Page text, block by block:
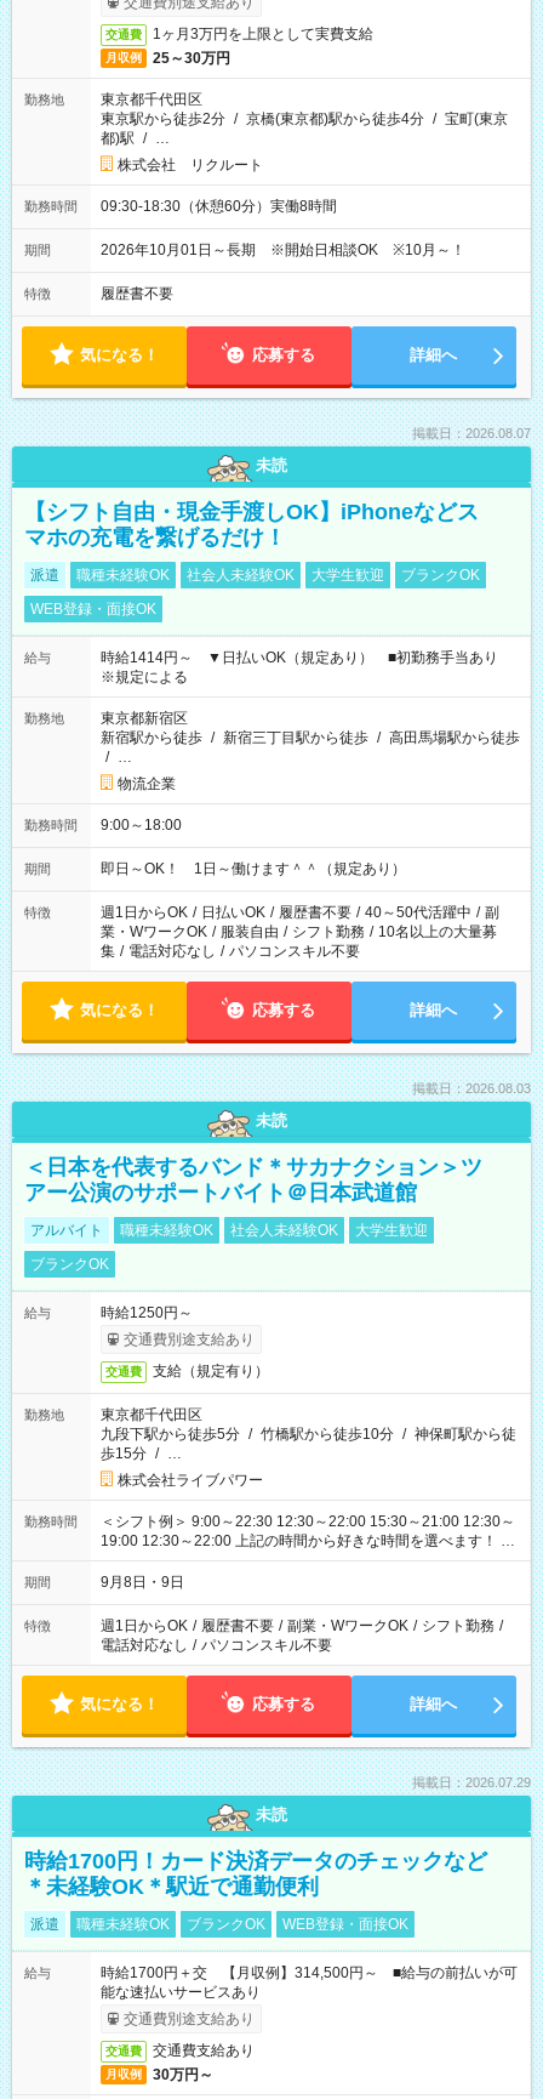
交通費 1ヶ月3万円を上限として実費支給
月収例 25～30万円
勤務地
東京都千代田区
東京駅から徒歩2分 / 京橋(東京都)駅から徒歩4分 / 宝町(東京
都)駅 / …
株式会社 リクルート
勤務時間 09:30-18:30（休憩60分）実働8時間
期間 2026年10月01日～長期 ※開始日相談OK ※10月～！
特徴 履歴書不要
気になる！ 応募する 詳細へ
掲載日：2026.08.07
未読
【シフト自由・現金手渡しOK】iPhoneなどス
マホの充電を繋げるだけ！
派遣 職種未経験OK 社会人未経験OK 大学生歓迎
ブランクOK
WEB登録・面接OK
給与
時給1414円～ ▼日払いOK（規定あり） ■初勤務手当あり
※規定による
勤務地
東京都新宿区
新宿駅から徒歩 / 新宿三丁目駅から徒歩 / 高田馬場駅から徒歩
/ …
物流企業
勤務時間 9:00～18:00
期間 即日～OK！ 1日～働けます＾＾（規定あり）
特徴 週1日からOK / 日払いOK / 履歴書不要 / 40～50代活躍中 / 副
業・WワークOK / 服装自由 / シフト勤務 / 10名以上の大量募
集 / 電話対応なし / パソコンスキル不要
気になる！ 応募する 詳細へ
掲載日：2026.08.03
未読
＜日本を代表するバンド＊サカナクション＞ツ
アー公演のサポートバイト＠日本武道館
アルバイト 職種未経験OK 社会人未経験OK
大学生歓迎
ブランクOK
給与
時給1250円～
交通費別途支給あり
交通費 支給（規定有り）
勤務地
東京都千代田区
九段下駅から徒歩5分 / 竹橋駅から徒歩10分 / 神保町駅から徒
歩15分 / …
株式会社ライブパワー
勤務時間
＜シフト例＞ 9:00～22:30 12:30～22:00 15:30～21:00 12:30～
19:00 12:30～22:00 上記の時間から好きな時間を選べます！ ※
時間は変更となる可能性があります
期間 9月8日・9日
特徴 週1日からOK / 履歴書不要 / 副業・WワークOK / シフト勤務 /
電話対応なし / パソコンスキル不要
気になる！ 応募する 詳細へ
掲載日：2026.07.29
未読
時給1700円！カード決済データのチェックなど
＊未経験OK＊駅近で通勤便利
派遣 職種未経験OK ブランクOK WEB登録・面接OK
給与
時給1700円＋交 【月収例】314,500円～ ■給与の前払いが可
能な速払いサービスあり
交通費別途支給あり
交通費 交通費支給あり
月収例 30万円～